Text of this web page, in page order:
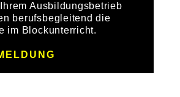
Ausbildungsbetrieb
berufsbegleitend die
im Blockunterricht.